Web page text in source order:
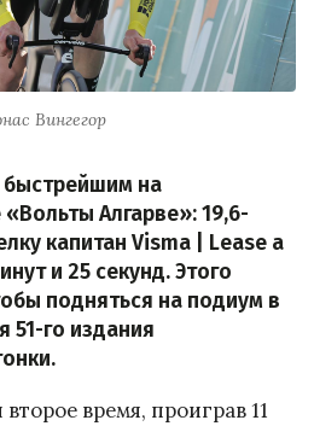
Вингегор
быстрейшим на
Алгарве»: 19,6-
капитан Visma | Lease a
и 25 секунд. Этого
подняться на подиум в
51-го издания
время, проиграв 11